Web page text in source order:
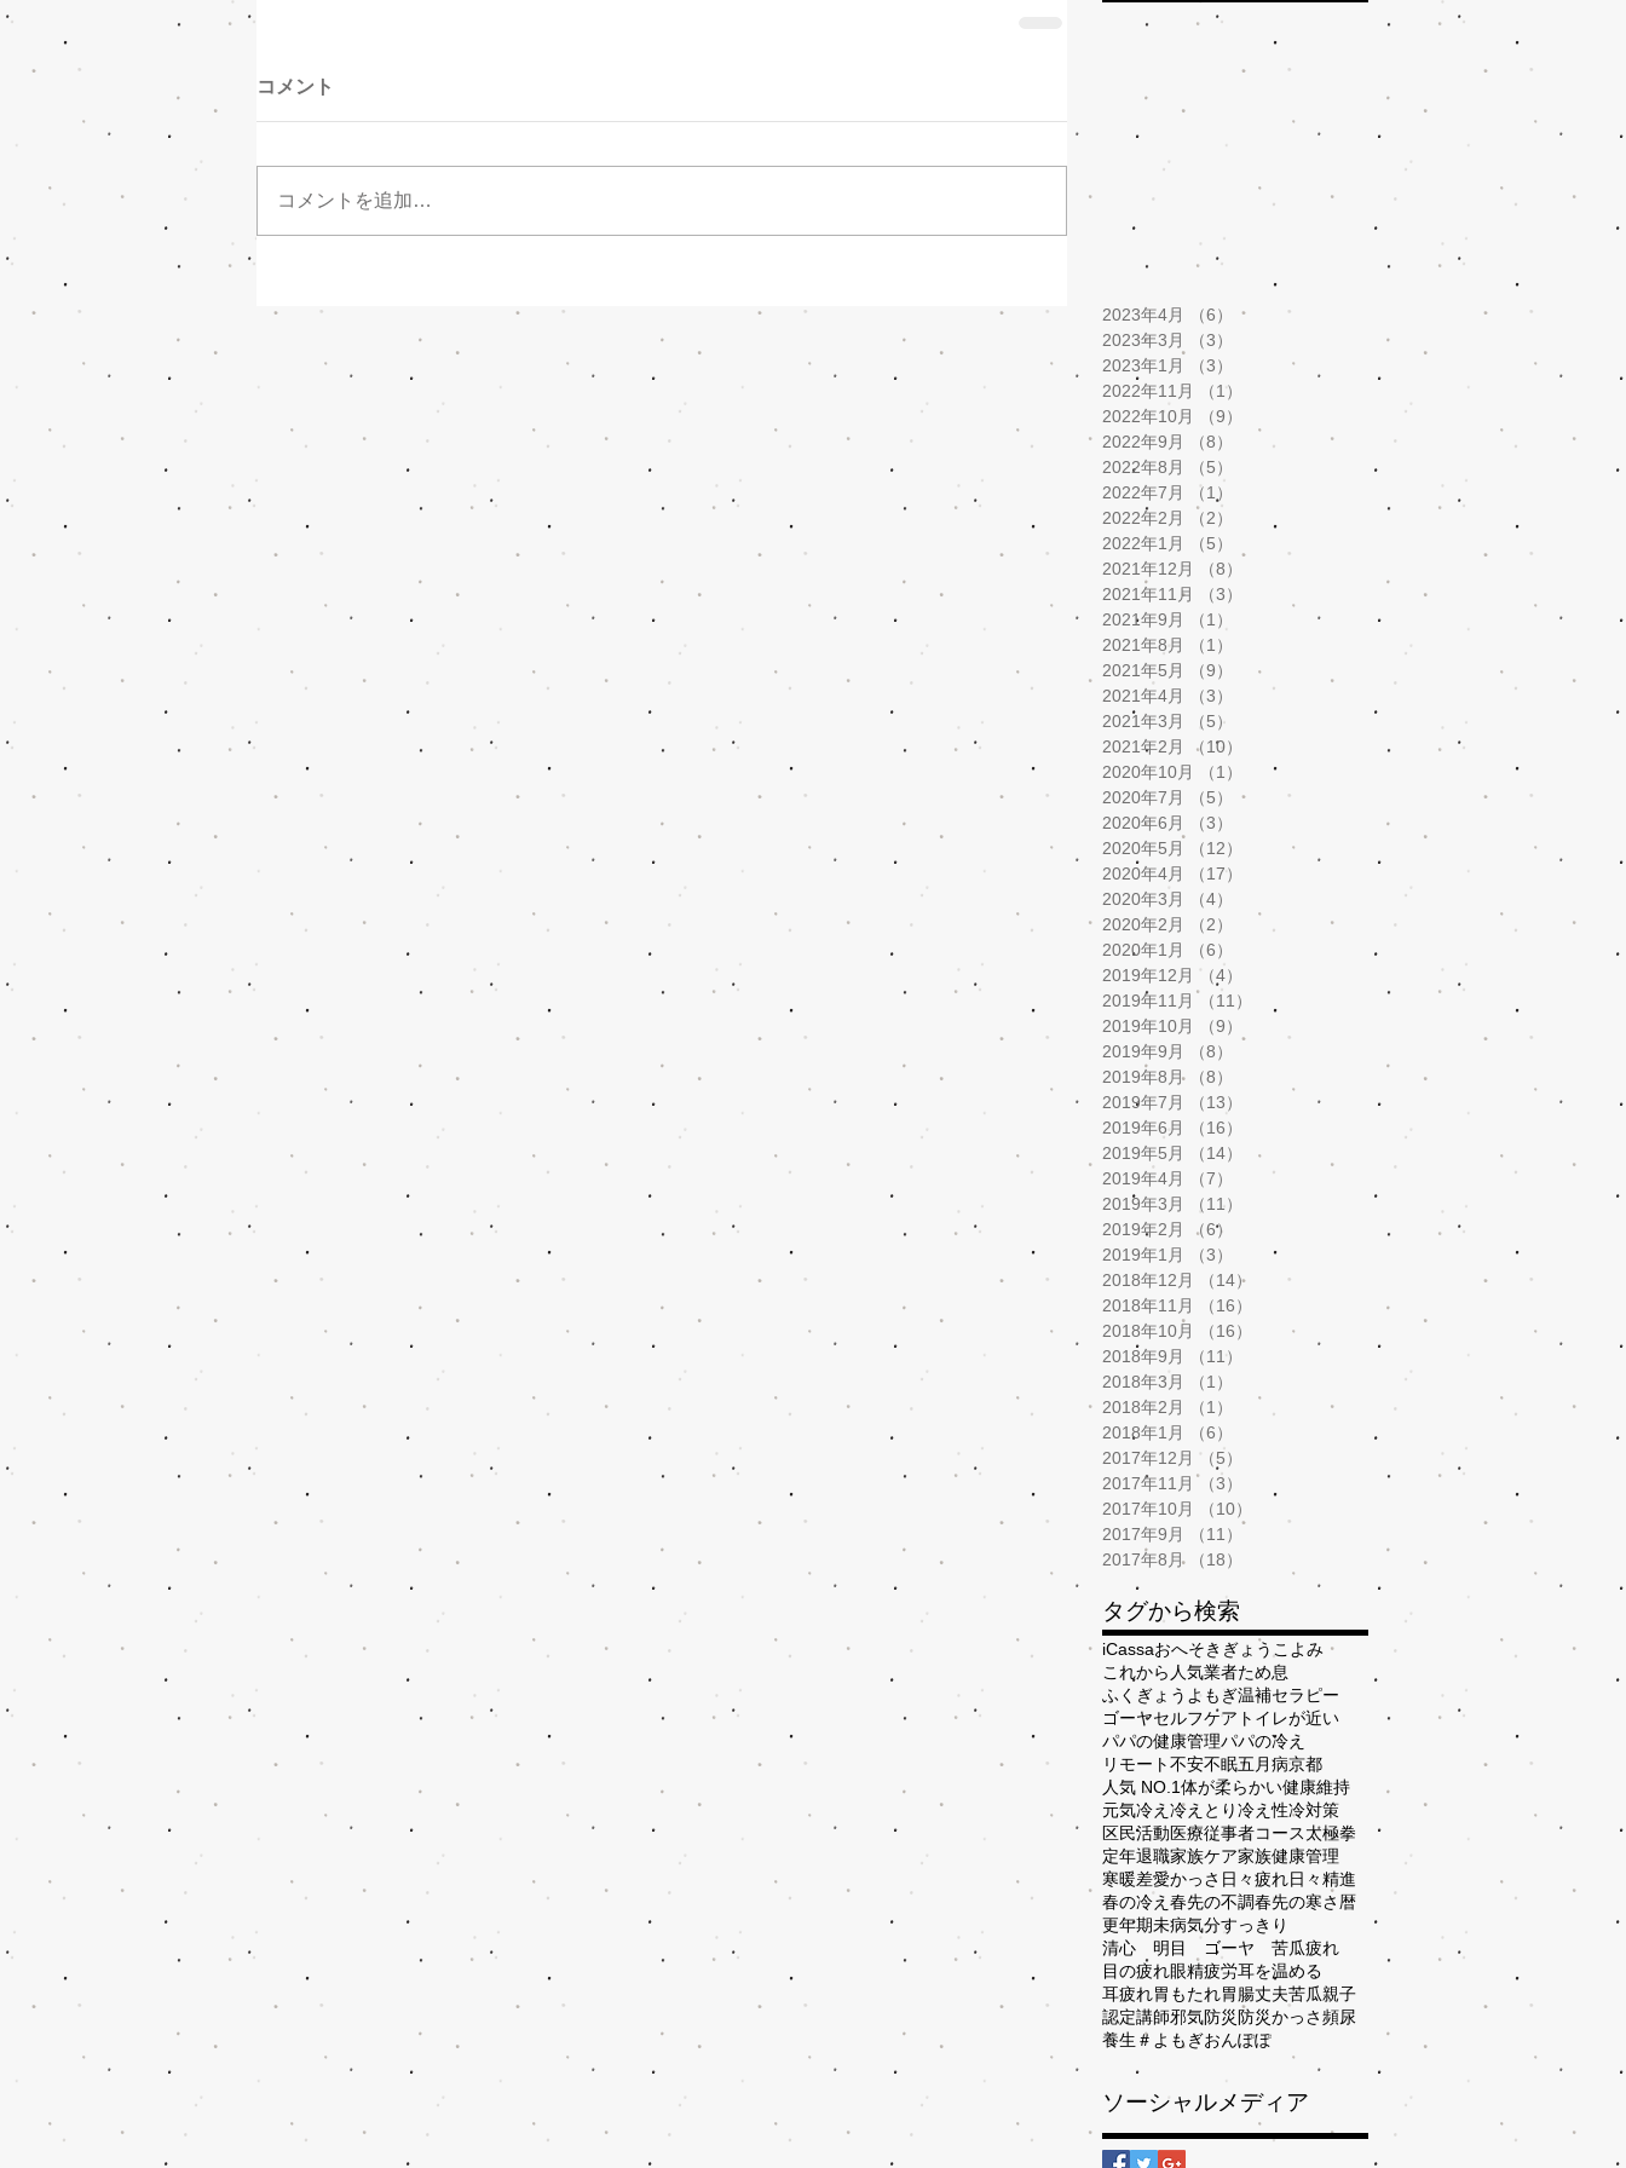
コメント
コメントを追加…
2023年4月 （6）
6件の記事
2023年3月
（3）
2023年1月
（3）
3件の記事
2022年11月
（1）
2022年10月
（9）
2022年9月
（8）
8件の記事
2022年8月
（5）
2022年7月
（1）
2022年2月
（2）
2022年1月
（5）
2021年12月
（8）
2021年11月
（3）
2021年9月
（1）
2021年8月
（1）
2021年5月
（9）
9件の記事
2021年4月
（3）
3件の記事
2021年3月
（5）
2021年2月
（10）
2020年10月
（1）
1件の記事
2020年7月
（5）
5件の記事
2020年6月
（3）
2020年5月
（12）
12件の記事
2020年4月
（17）
2020年3月
（4）
2020年2月
（2）
2件の記事
2020年1月
（6）
2019年12月 （4）
2019年11月
（11）
2019年10月
（9）
2019年9月
（8）
2019年8月
（8）
2019年7月
（13）
13件の記事
2019年6月
（16）
2019年5月
（14）
14件の記事
2019年4月
（7）
7件の記事
2019年3月
（11）
2019年2月
（6）
2019年1月
（3）
3件の記事
2018年12月
（14）
14件の記事
2018年11月
（16）
2018年10月
（16）
16件の記事
2018年9月
（11）
2018年3月
（1）
2018年2月
（1）
2018年1月
（6）
2017年12月 （5）
2017年11月
（3）
2017年10月
（10）
2017年9月
（11）
2017年8月
（18）
タグから検索
iCassaおへそきぎょう こよみ
これから人気業者ため息
ふくぎょう よもぎ温補セラピー
ゴーヤセルフケア トイレが近い
パパの健康管理パパの冷え
リモート不安不眠五月病京都
人気 NO.1体が柔らかい健康維持
元気冷え 冷えとり冷え性冷対策
区民活動医療従事者コース太極拳
定年退職家族ケア家族健康管理
寒暖差愛かっさ 日々疲れ日々精進
春の冷え 春先の不調春先の寒さ 暦
更年期未病気分すっきり
清心 明目 ゴーヤ 苦瓜疲れ
目の疲れ眼精疲労耳を温める
耳疲れ胃もたれ胃腸丈夫苦瓜親子
認定講師邪気防災防災かっさ頻尿
養生 ＃よもぎおんぽぽ
ソーシャルメディア